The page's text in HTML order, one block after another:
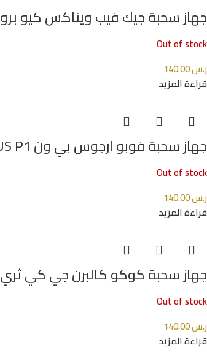
جهاز سحبة جيك فيب ويناكس كيو برو GEEKVAPE WENAX Q PRO
Out of stock
ر.س
قراءة المزيد
جهاز سحبة فوبو ارجوس بي ون VOOPOO ARGUS P1
Out of stock
ر.س
قراءة المزيد
جهاز سحبة كوكو كالبرن جي كي ثري CALIBURN KOKO GK3
Out of stock
ر.س
قراءة المزيد